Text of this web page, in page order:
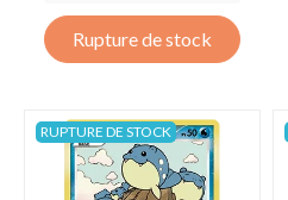
Rupture de stock
RUPTURE DE STOCK